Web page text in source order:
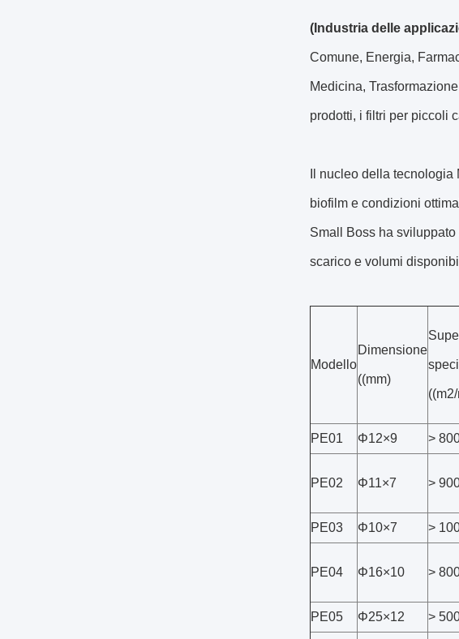
(Industria delle
Comune, Energia,
Medicina,
prodotti, i filtri per piccoli
Il nucleo della
biofilm e condizioni
Small Boss ha
scarico e volumi
Modello
Dimensione
((mm)
PE01 Φ12×9 >
PE02 Φ11×7 >
PE03 Φ10×7 >
PE04 Φ16×10 >
PE05 Φ25×12 >